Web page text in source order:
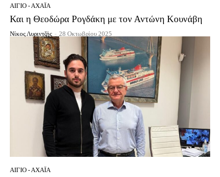
ΑΊΓΙΟ - ΑΧΑΪ́Α
Και η Θεοδώρα Ρογδάκη με τον Αντώνη Κουνάβη
Νίκος Λυριντζής - 28 Οκτωβρίου 2025
ΑΊΓΙΟ - ΑΧΑΪ́Α